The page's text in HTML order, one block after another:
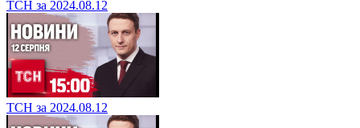
ТСН за 2024.08.12
ТСН за 2024.08.12